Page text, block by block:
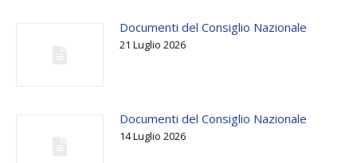
Documenti del Consiglio Nazionale
21 Luglio 2026
Documenti del Consiglio Nazionale
14 Luglio 2026